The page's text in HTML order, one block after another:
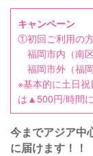
キャンペーン
①初回ご利用の
福岡市内（南
福岡市外（福
※基本的に土日
は▲500円/時間に
今までアジア中
に届けます！！